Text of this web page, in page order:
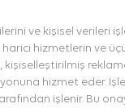
ve kişisel verileri
hizmetlerin ve
hizmet eder.
işlenir. Bu